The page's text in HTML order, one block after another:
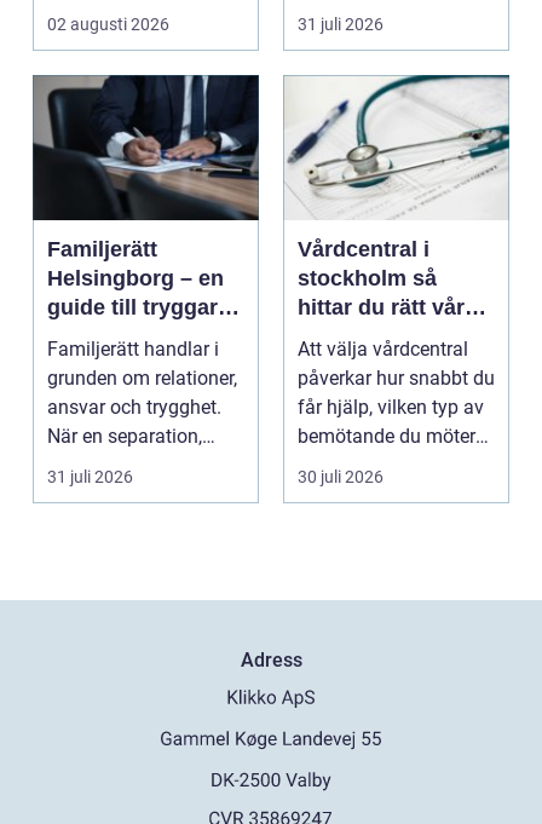
sig i realtid.
02 augusti 2026
mejltrådar och digitala
31 juli 2026
Familjerätt
Helsingborg – en
guide till tryggare
beslut för familjen
Familjerätt handlar i
grunden om relationer,
ansvar och trygghet.
När en separation,
v&ari...
31 juli 2026
Vårdcentral i
stockholm så
hittar du rätt vård i
vardagen
Att välja vårdcentral
påverkar hur snabbt du
får hjälp, vilken typ av
bemötande du möter
och hur try...
30 juli 2026
Adress